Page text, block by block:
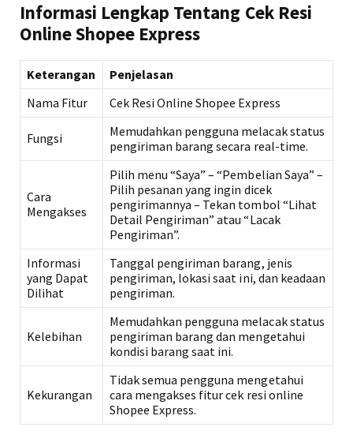
Informasi Lengkap Tentang Cek Resi
Online Shopee Express
Keterangan
Penjelasan
Nama Fitur
Cek Resi Online Shopee Express
Fungsi
Memudahkan pengguna melacak status
pengiriman barang secara real-time.
Cara
Mengakses
Pilih menu “Saya” – “Pembelian Saya” –
Pilih pesanan yang ingin dicek
pengirimannya – Tekan tombol “Lihat
Detail Pengiriman” atau “Lacak
Pengiriman”.
Informasi
yang Dapat
Dilihat
Tanggal pengiriman barang, jenis
pengiriman, lokasi saat ini, dan keadaan
pengiriman.
Kelebihan
Memudahkan pengguna melacak status
pengiriman barang dan mengetahui
kondisi barang saat ini.
Kekurangan
Tidak semua pengguna mengetahui
cara mengakses fitur cek resi online
Shopee Express.